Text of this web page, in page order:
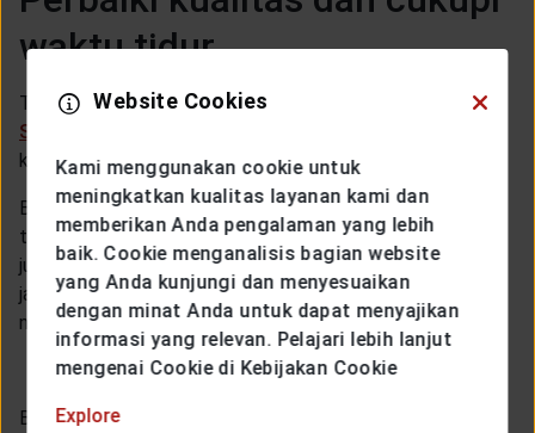
waktu tidur
Tidur yang baik dalam waktu cukup sangat penting.
Simak alasannya lewat video menarik ini
kualitas dan kuantitas waktu tidurmu mulai hari ini.
Bila kamu tidak termasuk orang yang berisiko kena
tekanan darah tinggi, menerapkan saran-saran di atas
juga baik lho, dan bisa membuatmu semakin sehat. Dan
jangan lupa konsultasi ke dokter bila tekanan darahmu
naik secara tiba-tiba, ya!
Bercita-cita untuk terus awet muda? Pelajari segalanya
Website Cookies
Kami menggunakan cookie untuk
meningkatkan kualitas layanan kami dan
memberikan Anda pengalaman yang lebih
baik. Cookie menganalisis bagian website
yang Anda kunjungi dan menyesuaikan
dengan minat Anda untuk dapat menyajikan
informasi yang relevan. Pelajari lebih lanjut
mengenai Cookie di Kebijakan Cookie
Explore